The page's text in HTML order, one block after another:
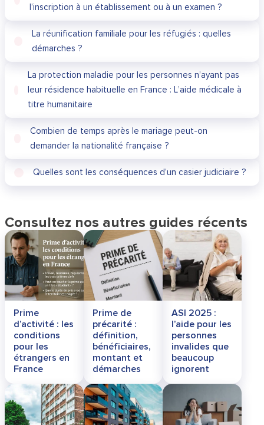
l’inscription à un établissement ou à un examen ?
La réunification familiale pour les réfugiés : quelles
démarches ?
La protection maladie pour les personnes n’ayant pas
leur résidence habituelle en France : L’aide médicale à
titre humanitaire
Combien de temps après le mariage peut-on
demander la nationalité française ?
Quelles sont les conséquences d’un casier judiciaire ?
Consultez nos autres guides récents
Prime
d’activité : les
conditions
pour les
étrangers en
France
Prime de
précarité :
définition,
bénéficiaires,
montant et
démarches
ASI 2025 :
l’aide pour les
personnes
invalides que
beaucoup
ignorent